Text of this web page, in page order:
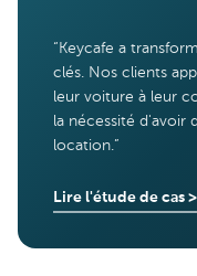
“ Keycafe a
clés. Nos clients
leur voiture à leur
la nécessité d'avoir
location. ”
Lire l'étude de cas >